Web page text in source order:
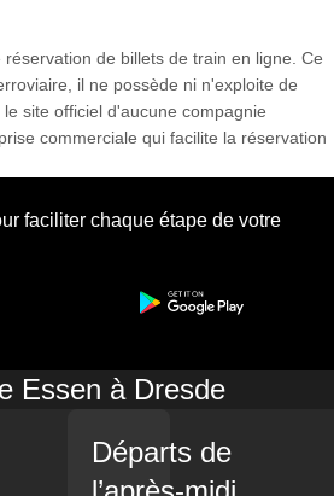
de billets de train en ligne. Ce
il ne possède ni n'exploite de
site officiel d'aucune compagnie
commerciale qui facilite la réservation
faciliter chaque étape de votre
Essen à Dresde
Départs de